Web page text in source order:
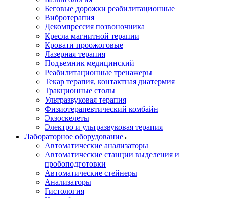
Беговые дорожки реабилитационные
Вибротерапия
Декомпрессия позвоночника
Кресла магнитной терапии
Кровати проожоговые
Лазерная терапия
Подъемник медицинский
Реабилитационные тренажеры
Текар терапия, контактная диатермия
Тракционные столы
Ультразвуковая терапия
Физиотерапевтический комбайн
Экзоскелеты
Электро и ультразвуковая терапия
Лабораторное оборудование
Автоматические анализаторы
Автоматические станции выделения и
пробоподготовки
Автоматические стейнеры
Анализаторы
Гистология